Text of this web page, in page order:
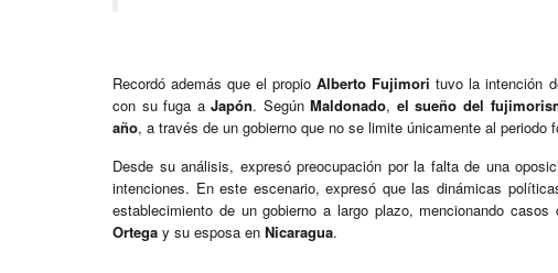
Recordó además que el propioAlberto Fujimori tuvo la intención
con su fuga aJapón. SegúnMaldonado, el sueño del
año, a través de un gobierno que no se limite únicamente al periodo
Desde su análisis, expresó preocupación por la falta de una
intenciones. En este escenario, expresó que las dinámicas
establecimiento de un gobierno a largo plazo, mencionando casos
Ortega y su esposa en Nicaragua.